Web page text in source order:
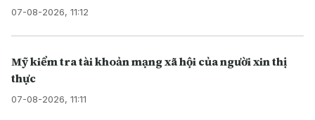
07-08-2026, 11:12
Mỹ kiểm tra tài khoản mạng xã hội của người xin thị
thực
07-08-2026, 11:11